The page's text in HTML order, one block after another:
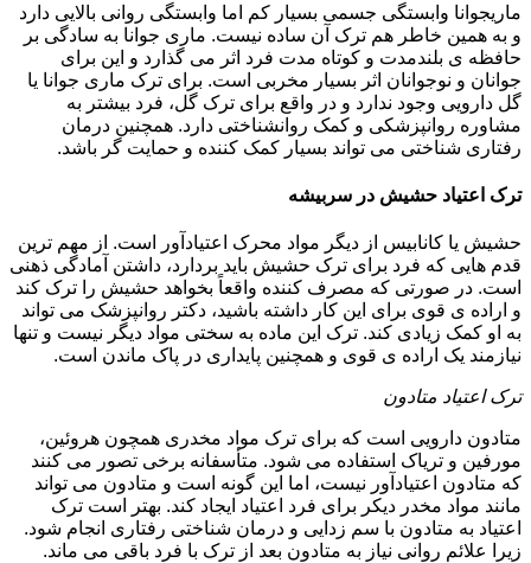
ماریجوانا وابستگی جسمی بسیار کم اما وابستگی روانی بالایی دارد
و به همین خاطر هم ترک آن ساده نیست. ماری جوانا به سادگی بر
حافظه ی بلندمدت و کوتاه مدت فرد اثر می گذارد و این برای
جوانان و نوجوانان اثر بسیار مخربی است. برای ترک ماری جوانا یا
گل دارویی وجود ندارد و در واقع برای ترک گل، فرد بیشتر به
مشاوره روانپزشکی و کمک روانشناختی دارد. همچنین درمان
رفتاری شناختی می تواند بسیار کمک کننده و حمایت گر باشد.
ترک اعتیاد حشیش در سربیشه
حشیش یا کانابیس از دیگر مواد محرک اعتیادآور است. از مهم ترین
قدم هایی که فرد برای ترک حشیش باید بردارد، داشتن آمادگی ذهنی
است. در صورتی که مصرف کننده واقعاً بخواهد حشیش را ترک کند
و اراده ی قوی برای این کار داشته باشید، دکتر روانپزشک می تواند
به او کمک زیادی کند. ترک این ماده به سختی مواد دیگر نیست و تنها
نیازمند یک اراده ی قوی و همچنین پایداری در پاک ماندن است.
ترک اعتیاد متادون
متادون دارویی است که برای ترک مواد مخدری همچون هروئین،
مورفین و تریاک استفاده می شود. متأسفانه برخی تصور می کنند
که متادون اعتیادآور نیست، اما این گونه است و متادون می تواند
مانند مواد مخدر دیکر برای فرد اعتیاد ایجاد کند. بهتر است ترک
اعتیاد به متادون با سم زدایی و درمان شناختی رفتاری انجام شود.
زیرا علائم روانی نیاز به متادون بعد از ترک با فرد باقی می ماند.